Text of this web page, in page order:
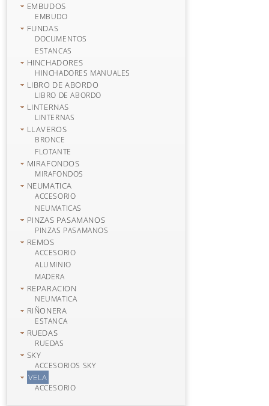
EMBUDOS
EMBUDO
FUNDAS
DOCUMENTOS
ESTANCAS
HINCHADORES
HINCHADORES MANUALES
LIBRO DE ABORDO
LIBRO DE ABORDO
LINTERNAS
LINTERNAS
LLAVEROS
BRONCE
FLOTANTE
MIRAFONDOS
MIRAFONDOS
NEUMATICA
ACCESORIO
NEUMATICAS
PINZAS PASAMANOS
PINZAS PASAMANOS
REMOS
ACCESORIO
ALUMINIO
MADERA
REPARACION
NEUMATICA
RIÑONERA
ESTANCA
RUEDAS
RUEDAS
SKY
ACCESORIOS SKY
VELA
ACCESORIO